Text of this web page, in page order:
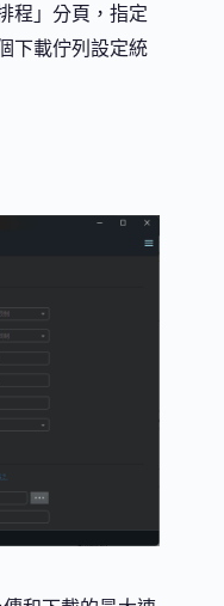
程」分頁，指定
下載佇列設定統